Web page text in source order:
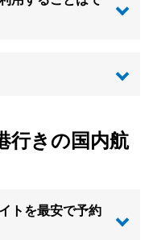
行きの国内航
トを最安で予約